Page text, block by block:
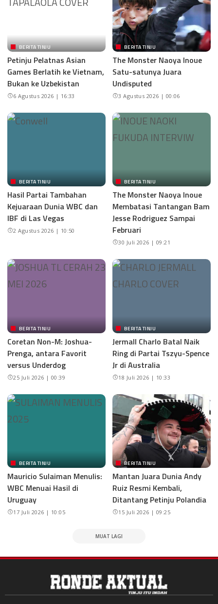
BERITA TINJU
Petinju Pelatnas Asian
Games Berlatih ke Vietnam,
Bukan ke Uzbekistan
6 Agustus 2026 | 16:33
BERITA TINJU
The Monster Naoya Inoue
Satu-satunya Juara
Undisputed
3 Agustus 2026 | 00:06
BERITA TINJU
Hasil Partai Tambahan
Kejuaraan Dunia WBC dan
IBF di Las Vegas
2 Agustus 2026 | 10:50
BERITA TINJU
The Monster Naoya Inoue
Membatasi Tantangan Bam
Jesse Rodriguez Sampai
Februari
30 Juli 2026 | 09:21
BERITA TINJU
Coretan Non-M: Joshua-
Prenga, antara Favorit
versus Underdog
25 Juli 2026 | 00:39
BERITA TINJU
Jermall Charlo Batal Naik
Ring di Partai Tszyu-Spence
Jr di Australia
18 Juli 2026 | 10:33
BERITA TINJU
Mauricio Sulaiman Menulis:
WBC Menuai Hasil di
Uruguay
17 Juli 2026 | 10:05
BERITA TINJU
Mantan Juara Dunia Andy
Ruiz Resmi Kembali,
Ditantang Petinju Polandia
15 Juli 2026 | 09:25
MUAT LAGI